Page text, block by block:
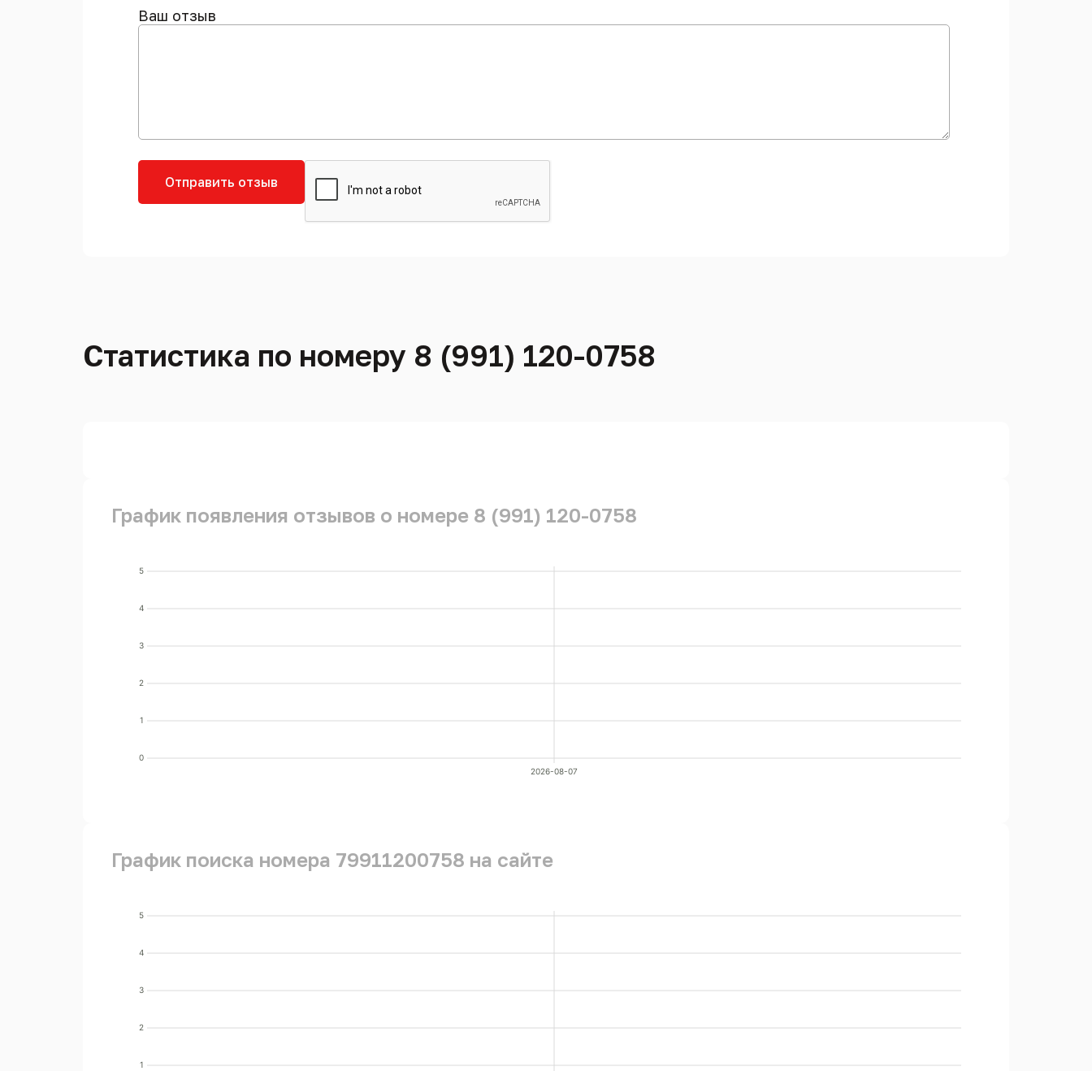
Ваш отзыв
Отправить отзыв
Статистика по номеру 8 (991) 120-0758
График появления отзывов о номере 8 (991) 120-0758
0
1
2
3
4
5
2026-08-07
График поиска номера 79911200758 на сайте
1
2
3
4
5